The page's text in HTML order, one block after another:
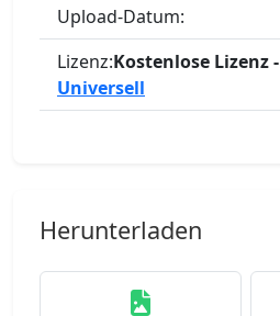
Upload-Datum:
Lizenz:Kostenlose Lizenz -
Universell
Herunterladen